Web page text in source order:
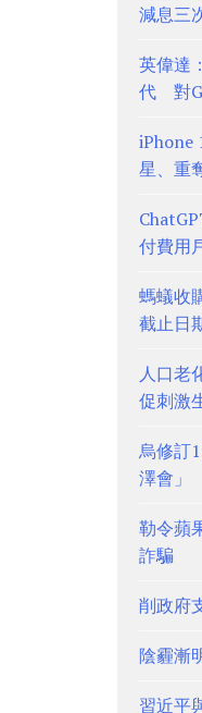
減息三
英偉達
代 對
iPhone
星、重
付費用
螞蟻收
截止日
人口老
促刺激
烏修訂
澤會」
勒令蘋
詐騙
削政府
陰霾漸
習近平